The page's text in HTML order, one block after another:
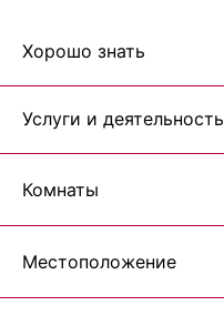
Хорошо знать
Услуги и деятельность
Комнаты
Местоположение